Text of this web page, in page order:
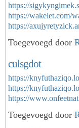
https://
https://wakelet.com/
https://
Toegevoegd door
culsgdot
https://
https://
https://
Toegevoegd door